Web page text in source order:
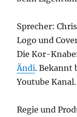
Sprecher:
Logo und
Die Kor-
Ändi. Bekannt
Youtube Kanal.
Regie und